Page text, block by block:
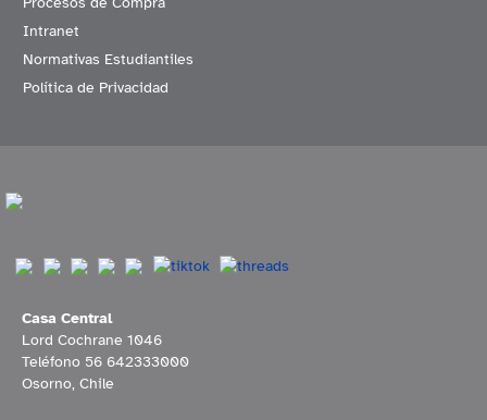
Intranet
Normativas Estudiantiles
Política de Privacidad
Casa Central
Lord Cochrane 1046
Teléfono 56 642333000
Osorno, Chile